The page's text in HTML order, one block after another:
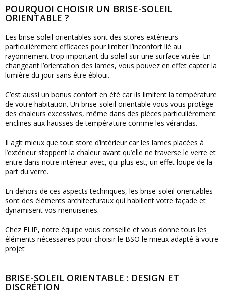
POURQUOI CHOISIR UN BRISE-SOLEIL
ORIENTABLE ?
Les brise-soleil orientables sont des stores extérieurs
particulièrement efficaces pour limiter l’inconfort lié au
rayonnement trop important du soleil sur une surface vitrée. En
changeant l’orientation des lames, vous pouvez en effet capter la
lumière du jour sans être ébloui.
C’est aussi un bonus confort en été car ils limitent la température
de votre habitation. Un brise-soleil orientable vous vous protège
des chaleurs excessives, même dans des pièces particulièrement
enclines aux hausses de température comme les vérandas.
Il agit mieux que tout store d’intérieur car les lames placées à
l’extérieur stoppent la chaleur avant qu’elle ne traverse le verre et
entre dans notre intérieur avec, qui plus est, un effet loupe de la
part du verre.
En dehors de ces aspects techniques, les brise-soleil orientables
sont des éléments architecturaux qui habillent votre façade et
dynamisent vos menuiseries.
Chez FLIP, notre équipe vous conseille et vous donne tous les
éléments nécessaires pour choisir le BSO le mieux adapté à votre
projet
BRISE-SOLEIL ORIENTABLE : DESIGN ET
DISCRÉTION